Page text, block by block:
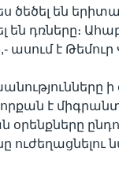
ծեծել են
են դռները։
ասում է
ի
որքան է
օրենքները